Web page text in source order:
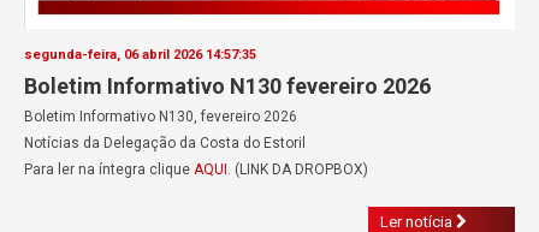
segunda-feira, 06 abril 2026 14:57:35
Boletim Informativo N130 fevereiro 2026
Boletim Informativo N130, fevereiro 2026
Notícias da Delegação da Costa do Estoril
Para ler na íntegra clique AQUI . (LINK DA DROPBOX)
Ler notícia